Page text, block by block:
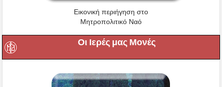
Εικονική περιήγηση στο
Μητροπολιτικό Ναό
Οι Ιερές μας Μονές